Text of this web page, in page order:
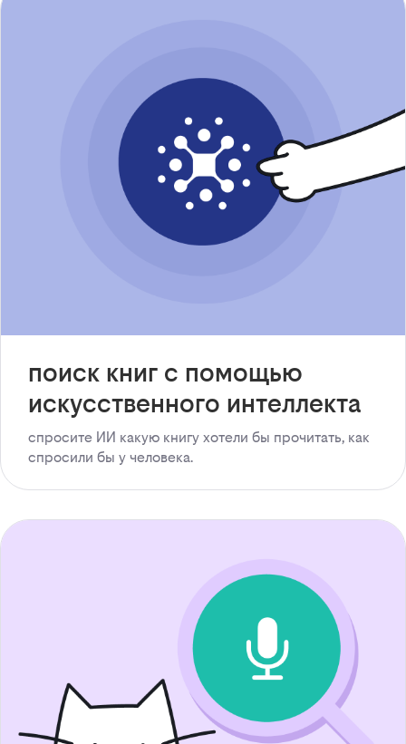
поиск книг с помощью
искусственного интеллекта
спросите ИИ какую книгу хотели бы прочитать, как
спросили бы у человека.